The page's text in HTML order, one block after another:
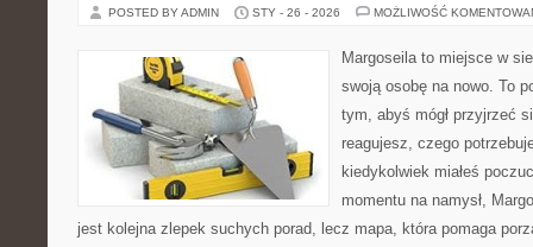
POSTED BY ADMIN STY - 26 - 2026 MOŻLIWOŚĆ
Margoseila to miejsce w
swoją osobę na nowo. To
tym, abyś mógł przyjrzeć
reagujesz, czego
kiedykolwiek miałeś
momentu na namysł,
jest kolejna zlepek suchych porad, lecz mapa, która pomaga